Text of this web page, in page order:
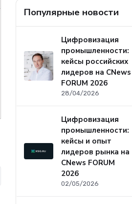
Популярные новости
Цифровизация
промышленности:
кейсы российских
лидеров на CNews
FORUM 2026
28/04/2026
Цифровизация
промышленности:
кейсы и опыт
лидеров рынка на
CNews FORUM
2026
02/05/2026